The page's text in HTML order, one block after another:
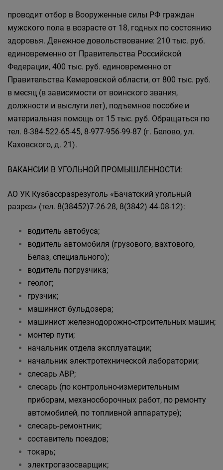
проводит отбор в Вооруженные силы РФ граждан
мужского пола в возрасте от 18, годных по состоянию
здоровья. Денежное довольствование: 210 тыс. руб.
единовременно от Правительства Российской
Федерации, 400 тыс. руб. единовременно от
Правительства Кемеровской области, от 800 тыс. руб.
в месяц (в зависимости от воинского звания,
должности и выслуги лет), подъемное пособие и
материальная помощь от 15 тыс. руб. Обращаться по
тел. 8-384-522-65-45, 8-977-956-99-87 (г. Белово, ул.
Каховского, д. 21).
ВАКАНСИИ В УГОЛЬНОЙ ПРОМЫШЛЕННОСТИ:
АО УК Кузбассразрезуголь «Бачатский угольный
разрез» (тел. 8(38452)7-26-28, 8(3842) 44-08-12):
водитель автобуса;
водитель автомобиля (грузового, вахтового,
Белаз, специального);
водитель погрузчика;
геолог;
грузчик;
машинист бульдозера;
машинист железнодорожно-строительных машин;
монтер пути;
начальник отдела эксплуатации;
начальник электротехнической лаборатории;
слесарь АВР;
слесарь (по контрольно-измерительным
приборам, механосборочных работ, по ремонту
автомобилей, по топливной аппаратуре);
слесарь-ремонтник;
составитель поездов;
токарь;
электрогазосварщик;